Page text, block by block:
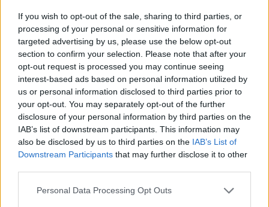
If you wish to opt-out of the sale, sharing to third parties, or
processing of your personal or sensitive information for
targeted advertising by us, please use the below opt-out
section to confirm your selection. Please note that after your
opt-out request is processed you may continue seeing
interest-based ads based on personal information utilized by
us or personal information disclosed to third parties prior to
your opt-out. You may separately opt-out of the further
disclosure of your personal information by third parties on the
IAB’s list of downstream participants. This information may
also be disclosed by us to third parties on the IAB’s List of
Downstream Participants that may further disclose it to other
Please note that this website/app uses one or more Google
Personal Data Processing Opt Outs
promette di celebrare ladiversità e iltalento
emergentenel settore della moda.
AUTORE
Staff